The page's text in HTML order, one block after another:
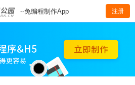
--免编程制作App 注册